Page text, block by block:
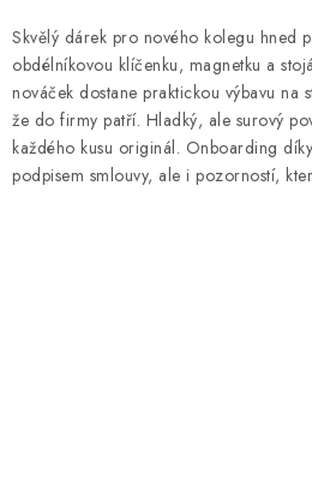
Skvělý dárek pro nového kolegu hned
obdélníkovou klíčenku, magnetku a
nováček dostane praktickou výbavu na
že do firmy patří. Hladký, ale surový
každého kusu originál. Onboarding
podpisem smlouvy, ale i pozorností,